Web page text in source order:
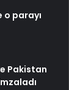
parayı
Pakistan